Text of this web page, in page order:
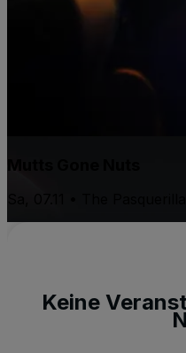
Mutts Gone Nuts
Keine